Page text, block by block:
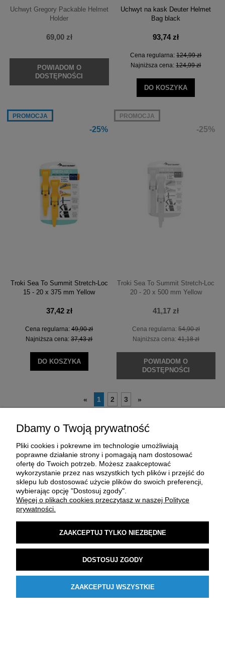
Uchwyt Gregory Packable Helmet
Holder
69,00 zł
POWIADOM O
DOSTĘPNOŚCI
Uchwyt na kask Deuter Helmet
Bag black
93,74 zł
Cena regularna:124,99 zł
Najniższa cena:124,99 zł
DO KOSZYKA
-25%
Troki Sea To Summit Stretch-Loc
15 - 20 x 375 mm Yellow
37,42 zł
Cena regularna:49,90 zł
Najniższa cena:37,43 zł
DO KOSZYKA
PROMOCJA
-25%
Troki Sea To Summit Stretch-Loc
20 - 20 x 500 mm Yellow
41,17 zł
Cena regularna: 54,90 zł
Najniższa cena: 41,18 zł
POWIADOM O
DOSTĘPNOŚCI
PROMOCJA
« 1 2 3 »
O FIRMIE
MOJE KONTO
Dbamy o Twoją prywatność
Pliki cookies i pokrewne im technologie umożliwiają
poprawne działanie strony i pomagają nam dostosować
ofertę do Twoich potrzeb. Możesz zaakceptować
wykorzystanie przez nas wszystkich tych plików i przejść do
sklepu lub dostosować użycie plików do swoich preferencji,
wybierając opcję "Dostosuj zgody".
Więcej o plikach cookies przeczytasz w naszej Polityce
prywatności.
ZAAKCEPTUJ TYLKO NIEZBĘDNE
DOSTOSUJ ZGODY
ZAAKCEPTUJ WSZYSTKIE